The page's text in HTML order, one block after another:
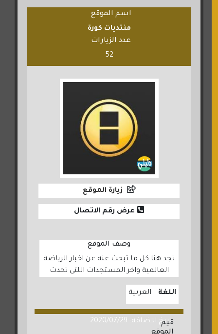
اسم الموقع
منتديات كورة
عدد الزيارات
52
زيارة الموقع
عرض رقم الاتصال
وصف الموقع
تجد هنا كل ما تبحث عنه عن اخبار الرياضة
العالمية واخر المستجدات اللتى تحدث
اللغة العربية
تاريخ الاضافة: 2020/07/29
قيم